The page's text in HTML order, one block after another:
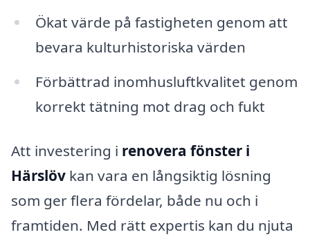
Ökat värde på fastigheten genom att
bevara kulturhistoriska värden
Förbättrad inomhusluftkvalitet genom
korrekt tätning mot drag och fukt
Att investering i renovera fönster i
Härslöv kan vara en långsiktig lösning
som ger flera fördelar, både nu och i
framtiden. Med rätt expertis kan du njuta